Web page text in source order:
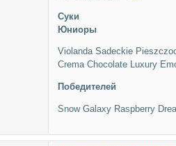
Суки
Юниоры
Violanda Sadeckie
Crema Chocolate Luxury
Победителей
Snow Galaxy Raspberry